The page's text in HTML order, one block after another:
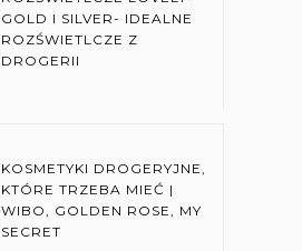
GOLD I SILVER- IDEALNE
ROZŚWIETLCZE Z
DROGERII
KOSMETYKI DROGERYJNE,
KTÓRE TRZEBA MIEĆ |
WIBO, GOLDEN ROSE, MY
SECRET